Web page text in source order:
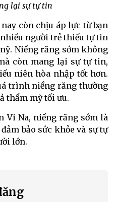
lại sự tự tin
còn chịu áp lực từ bạn
người trẻ thiếu tự tin
Niềng răng sớm không
còn mang lại sự tự tin,
niên hòa nhập tốt hơn.
trình niềng răng thường
thẩm mỹ tối ưu.
Vi Na, niềng răng sớm là
bảo sức khỏe và sự tự
lớn.